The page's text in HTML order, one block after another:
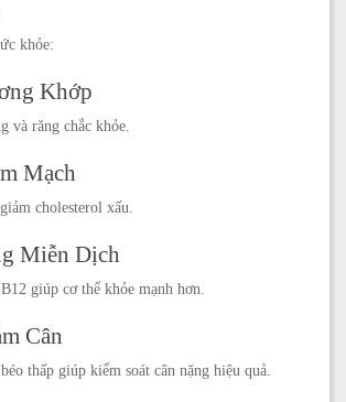
khỏe:
Khớp
và răng chắc khỏe.
Mạch
cholesterol xấu.
Miễn Dịch
giúp cơ thể khỏe mạnh hơn.
Cân
thấp giúp kiểm soát cân nặng hiệu quả.